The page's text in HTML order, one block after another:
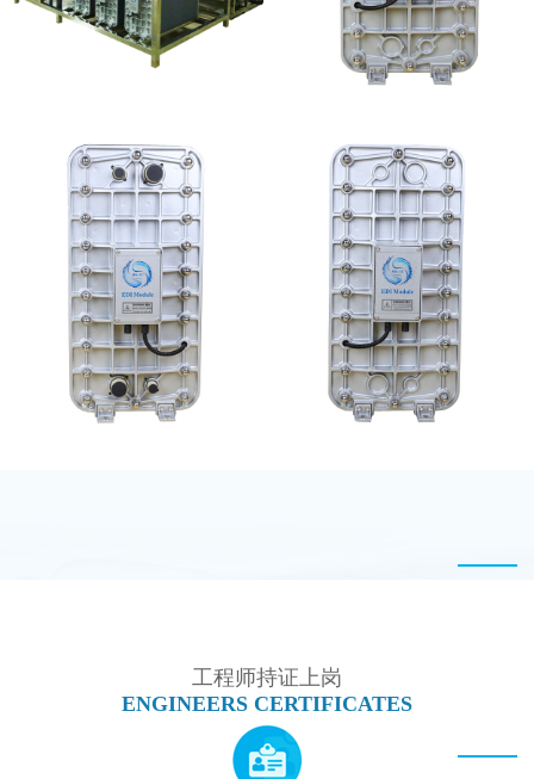
EDI设备维修 MK-TC50 EDI模块
工程师持证上岗
ENGINEERS CERTIFICATES